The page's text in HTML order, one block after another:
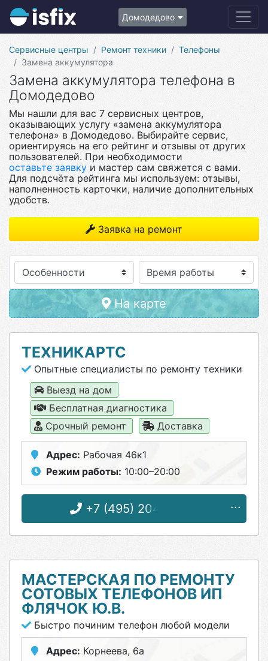
Домодедово
Сервисные центры Ремонт техники
Телефоны
Замена аккумулятора
Замена аккумулятора телефона в
Домодедово
Мы нашли для вас 7 сервисных центров,
оказывающих услугу «замена аккумулятора
телефона» в Домодедово. Выбирайте сервис,
ориентируясь на его рейтинг и отзывы от других
пользователей. При необходимости
оставьте заявку и мастер сам свяжется с вами.
Для подсчёта рейтинга мы используем: отзывы,
наполненность карточки, наличие дополнительных
удобств.
Заявка на ремонт
Особенности
На карте
ТЕХНИКАРТС
Опытные специалисты по ремонту техники
Выезд на дом
Бесплатная диагностика
Срочный ремонт
Доставка
Адрес: Рабочая 46к1
Режим работы: 10:00–20:00
+7 (495) 204-18-08
МАСТЕРСКАЯ ПО РЕМОНТУ
СОТОВЫХ ТЕЛЕФОНОВ ИП
ФЛЯЧОК Ю.В.
Быстро починим телефон любой модели
Адрес: Корнеева, 6а